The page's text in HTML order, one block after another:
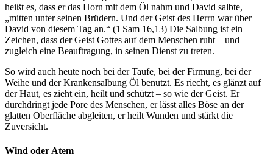
heißt es, dass er das Horn mit dem Öl nahm und David salbte,
„mitten unter seinen Brüdern. Und der Geist des Herrn war über
David von diesem Tag an.“ (1 Sam 16,13) Die Salbung ist ein
Zeichen, dass der Geist Gottes auf dem Menschen ruht – und
zugleich eine Beauftragung, in seinen Dienst zu treten.
So wird auch heute noch bei der Taufe, bei der Firmung, bei der
Weihe und der Krankensalbung Öl benutzt. Es riecht, es glänzt auf
der Haut, es zieht ein, heilt und schützt – so wie der Geist. Er
durchdringt jede Pore des Menschen, er lässt alles Böse an der
glatten Oberfläche abgleiten, er heilt Wunden und stärkt die
Zuversicht.
Wind oder Atem